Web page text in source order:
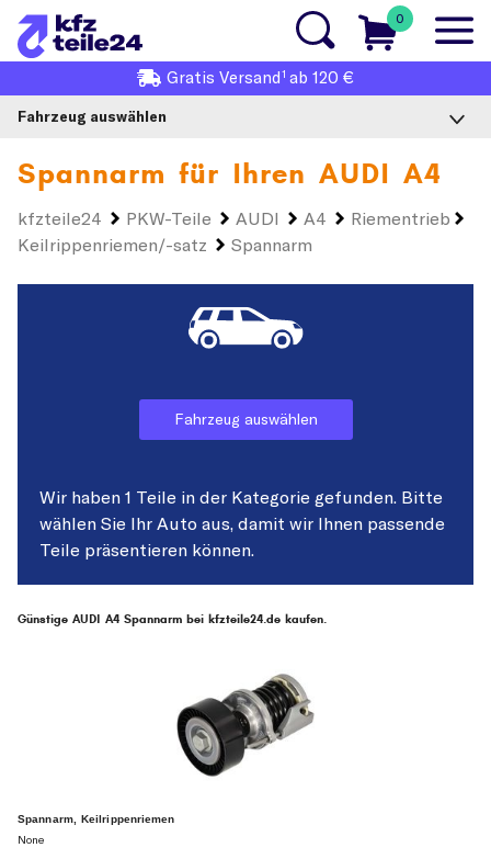
0
Gratis Versand1 ab 120 €
Fahrzeug auswählen
Spannarm für Ihren AUDI A4
kfzteile24 PKW-Teile AUDI A4
Riementrieb
Keilrippenriemen/-satz
Spannarm
Fahrzeug auswählen
Wir haben 1 Teile in der Kategorie gefunden. Bitte
wählen Sie Ihr Auto aus, damit wir Ihnen passende
Teile präsentieren können.
Günstige AUDI A4 Spannarm bei kfzteile24.de kaufen.
Spannarm, Keilrippenriemen
None